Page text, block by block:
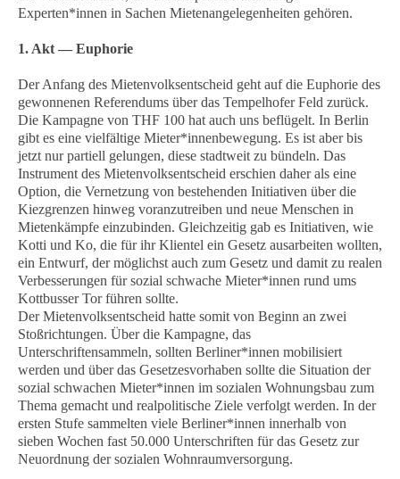
Experten*innen in Sachen Mietenangelegenheiten gehören.
1. Akt — Euphorie
Der Anfang des Mietenvolksentscheid geht auf die Euphorie des
gewonnenen Referendums über das Tempelhofer Feld zurück.
Die Kampagne von THF 100 hat auch uns beflügelt. In Berlin
gibt es eine vielfältige Mieter*innenbewegung. Es ist aber bis
jetzt nur partiell gelungen, diese stadtweit zu bündeln. Das
Instrument des Mietenvolksentscheid erschien daher als eine
Option, die Vernetzung von bestehenden Initiativen über die
Kiezgrenzen hinweg voranzutreiben und neue Menschen in
Mietenkämpfe einzubinden. Gleichzeitig gab es Initiativen, wie
Kotti und Ko, die für ihr Klientel ein Gesetz ausarbeiten wollten,
ein Entwurf, der möglichst auch zum Gesetz und damit zu realen
Verbesserungen für sozial schwache Mieter*innen rund ums
Kottbusser Tor führen sollte.
Der Mietenvolksentscheid hatte somit von Beginn an zwei
Stoßrichtungen. Über die Kampagne, das
Unterschriftensammeln, sollten Berliner*innen mobilisiert
werden und über das Gesetzesvorhaben sollte die Situation der
sozial schwachen Mieter*innen im sozialen Wohnungsbau zum
Thema gemacht und realpolitische Ziele verfolgt werden. In der
ersten Stufe sammelten viele Berliner*innen innerhalb von
sieben Wochen fast 50.000 Unterschriften für das Gesetz zur
Neuordnung der sozialen Wohnraumversorgung.